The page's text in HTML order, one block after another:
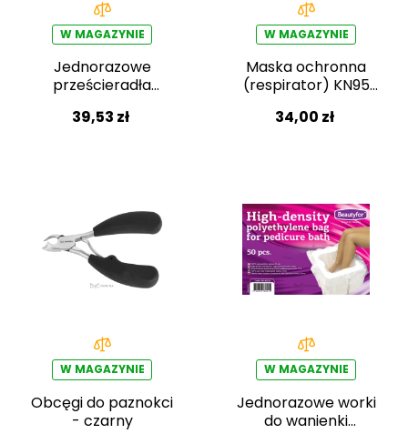
W MAGAZYNIE
Jednorazowe
prześcieradła
215 × 100 cm 25 szt.
39,53 zł
W MAGAZYNIE
Maska ochronna
(respirator) KN95
34,00 zł
W MAGAZYNIE
Obcęgi do paznokci
- czarny
W MAGAZYNIE
Jednorazowe worki
do wanienki